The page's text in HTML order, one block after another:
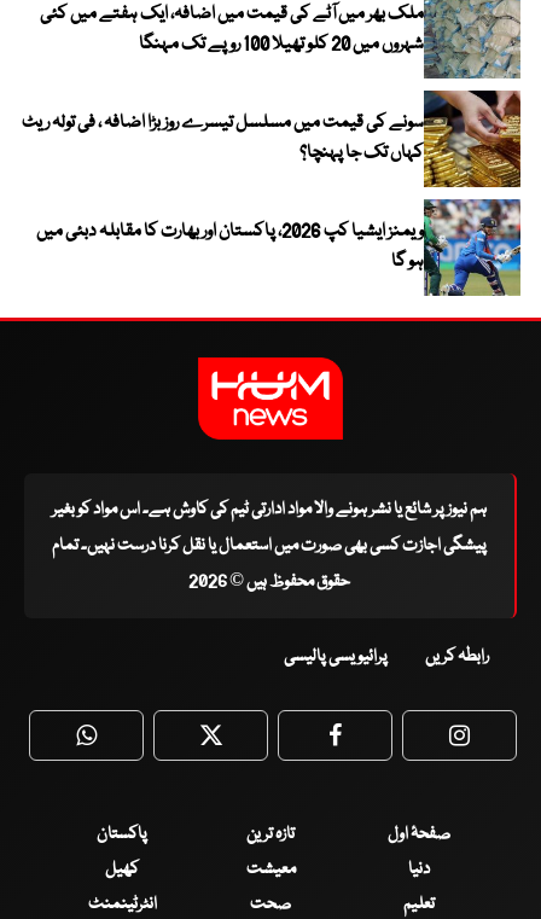
ملک بھر میں آٹے کی قیمت میں اضافہ، ایک ہفتے میں کئی
شہروں میں 20 کلو تھیلا 100 روپے تک مہنگا
سونے کی قیمت میں مسلسل تیسرے روز بڑا اضافہ ، فی تولہ ریٹ
کہاں تک جا پہنچا؟
ویمنز ایشیا کپ 2026، پاکستان اور بھارت کا مقابلہ دبئی میں
ہو گا
ہم نیوز پر شائع یا نشر ہونے والا مواد ادارتی ٹیم کی کاوش ہے۔ اس مواد کو بغیر
پیشگی اجازت کسی بھی صورت میں استعمال یا نقل کرنا درست نہیں۔ تمام
حقوق محفوظ ہیں © 2026
رابطہ کریں پرائیویسی پالیسی
WhatsApp Twitter Facebook
صفحۂ اول تازہ ترین
پاکستان
دنیا
معیشت
کھیل
تعلیم
صحت انٹرٹینمنٹ